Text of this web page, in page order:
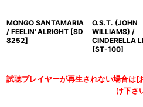
MONGO SANTAMARIA
/ FEELIN' ALRIGHT [SD
8252]
O.S.T. (JOHN
WILLIAMS) /
CINDERELLA
[ST-100]
試聴プレイヤーが再生されない場合は
け下さ